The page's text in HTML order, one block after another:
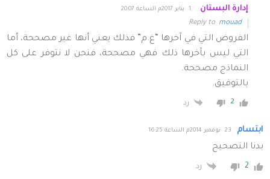
إدارة البستان 1 يناير 2017م الساعة 20:07
Reply to mouad
الفروض التي في آخرها “غ.م” فذلك يعني أنها غير مصححة، أما
التي ليس بآخرها ذلك فهي مصححة، فنحن لا نتوفر على كل
النماذج مصححة.
بالتوفيق.
2 رد
ابتسام 23 نوفمبر 2014م الساعة 16:25
بدنا التصحيح
2 رد